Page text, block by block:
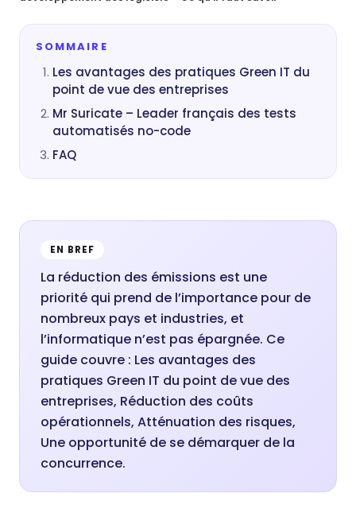
SOMMAIRE
Les avantages des pratiques Green IT du
point de vue des entreprises
Mr Suricate – Leader français des tests
automatisés no-code
FAQ
EN BREF
La réduction des émissions est une
priorité qui prend de l’importance pour de
nombreux pays et industries, et
l’informatique n’est pas épargnée. Ce
guide couvre : Les avantages des
pratiques Green IT du point de vue des
entreprises, Réduction des coûts
opérationnels, Atténuation des risques,
Une opportunité de se démarquer de la
concurrence.